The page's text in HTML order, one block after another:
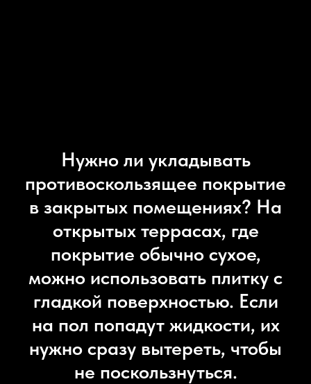
Нужно ли укладывать
противоскользящее покрытие
в закрытых помещениях? На
открытых террасах, где
покрытие обычно сухое,
можно использовать плитку с
гладкой поверхностью. Если
на пол попадут жидкости, их
нужно сразу вытереть, чтобы
не поскользнуться.